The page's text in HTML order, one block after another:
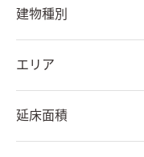
建物種別
エリア
延床面積